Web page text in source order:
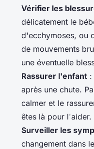
Vérifier les
délicatement le
d'ecchymoses, ou
de mouvements
une éventuelle
Rassurer l'enfant :
après une chute.
calmer et le
êtes là pour l'aider.
Surveiller les
changement dans